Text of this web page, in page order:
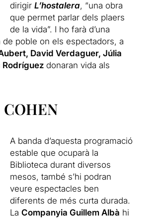
dirigir L’hostalera, “una obra
que permet parlar dels plaers
de la vida”. I ho farà d’una
poble on els espectadors, a
David Verdaguer, Júlia
Rodríguezdonaran vida als
A banda d’aquesta programació
estable que ocuparà la
Biblioteca durant diversos
mesos, també s’hi podran
veure espectacles ben
diferents de més curta durada.
La Companyia Guillem Albà hi